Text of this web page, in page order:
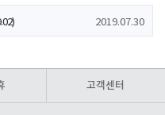
2019.07.30
고객센터